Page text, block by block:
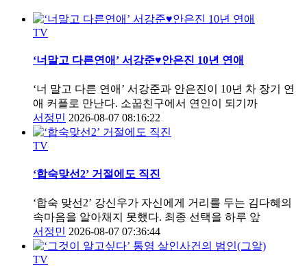
TV
‘너말고 다른연애’ 서강준♥안은진 10년 연애
‘너 말고 다른 연애’ 서강준과 안은진이 10년 차 장기 연
애 커플로 만난다. 소꿉친구에서 연인이 되기까
서정민 2026-08-07 08:16:22
TV
‘합숙맞선2’ 거절에도 직진
‘합숙 맞선2’ 강신우가 자신에게 거리를 두는 김다혜의
속마음을 알아채지 못했다. 최종 선택을 하루 앞
서정민 2026-08-07 07:36:44
TV